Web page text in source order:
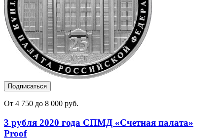
Подписаться
От 4 750 до 8 000 руб.
3 рубля 2020 года СПМД «Счетная палата»
Proof